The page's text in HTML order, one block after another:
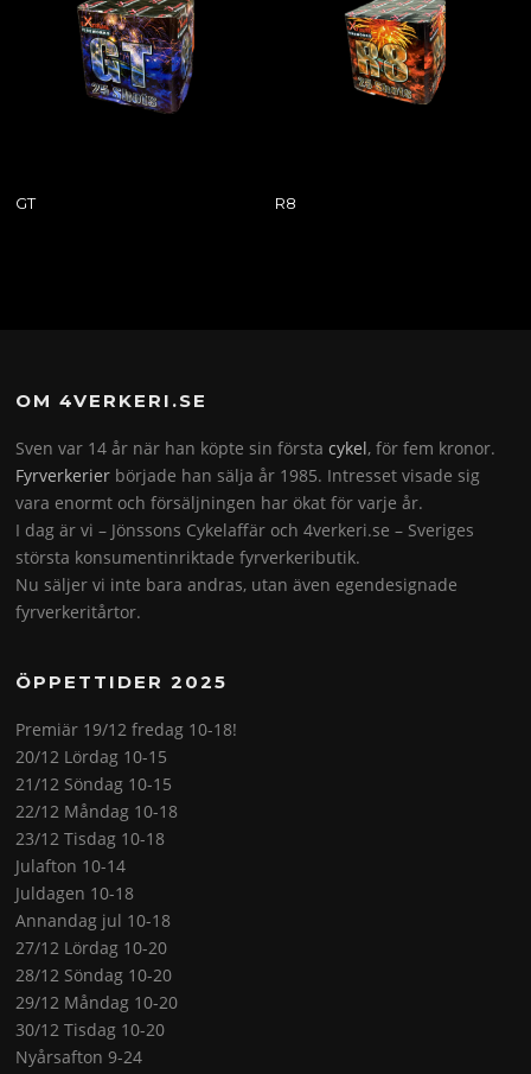
GT R8
OM 4VERKERI.SE
Sven var 14 år när han köpte sin förstacykel, för fem kronor.
Fyrverkerier började han sälja år 1985. Intresset visade sig
vara enormt och försäljningen har ökat för varje år.
I dag är vi – Jönssons Cykelaffär och 4verkeri.se – Sveriges
största konsumentinriktade fyrverkeributik.
Nu säljer vi inte bara andras, utan även egendesignade
fyrverkeritårtor.
ÖPPETTIDER 2025
Premiär 19/12 fredag 10-18!
20/12 Lördag 10-15
21/12 Söndag 10-15
22/12 Måndag 10-18
23/12 Tisdag 10-18
Julafton 10-14
Juldagen 10-18
Annandag jul 10-18
27/12 Lördag 10-20
28/12 Söndag 10-20
29/12 Måndag 10-20
30/12 Tisdag 10-20
Nyårsafton 9-24